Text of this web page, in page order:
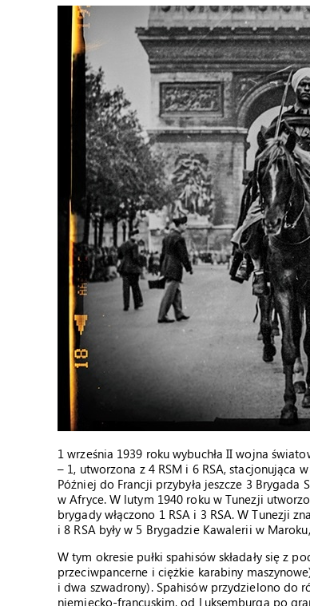
1 września 1939 roku wybuchła II wojna
– 1, utworzona z 4 RSM i 6 RSA, stacjonująca
Później do Francji przybyła jeszcze 3 Brygada
w Afryce. W lutym 1940 roku w Tunezji
brygady włączono 1 RSA i 3 RSA. W Tunezji
i 8 RSA były w 5 Brygadzie Kawalerii w
W tym okresie pułki spahisów składały się z
przeciwpancerne i ciężkie karabiny
i dwa szwadrony). Spahisów przydzielono do
niemiecko-francuskim, od Luksemburga po